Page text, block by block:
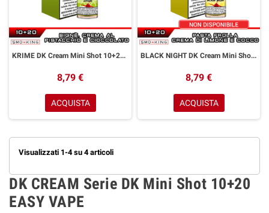
KRIME DK Cream Mini Shot 10+20 ml Easy Vape Bignè Crema Pistacchio Cioccolato
8,79 €
ACQUISTA
BLACK NIGHT DK Cream Mini Shot 10+20 ml Easy Vape Pasta Frolla Crema Limone Cocco
8,79 €
ACQUISTA
Visualizzati 1-4 su 4 articoli
DK CREAM Serie DK Mini Shot 10+20
EASY VAPE